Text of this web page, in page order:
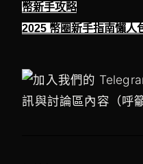
幣新手攻略
2025 幣圈新手指南懶人